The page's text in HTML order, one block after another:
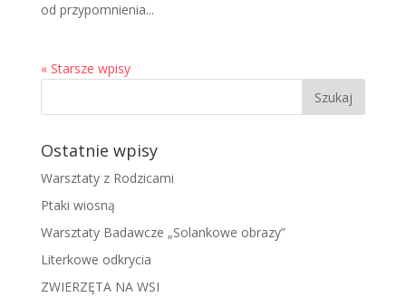
od przypomnienia...
« Starsze wpisy
Ostatnie wpisy
Warsztaty z Rodzicami
Ptaki wiosną
Warsztaty Badawcze „Solankowe obrazy”
Literkowe odkrycia
ZWIERZĘTA NA WSI